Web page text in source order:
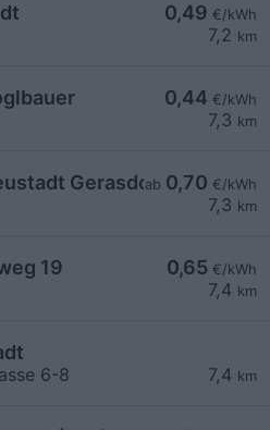
0,49 €/kWh
7,2 km
0,44 €/kWh
7,3 km
ab 0,70 €/kWh
7,3 km
Gerasdorfergasse
0,65 €/kWh
7,4 km
19
7,4 km
6-8